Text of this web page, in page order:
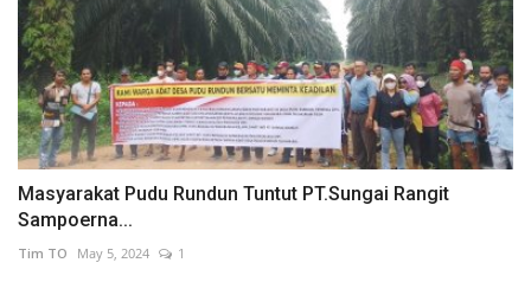
Masyarakat Pudu Rundun Tuntut PT.Sungai Rangit
Sampoerna...
Tim TO May 5, 2024 1